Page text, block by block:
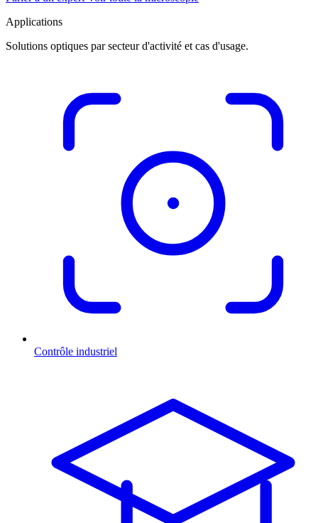
Applications
Solutions optiques par secteur d'activité et cas d'usage.
Contrôle industriel